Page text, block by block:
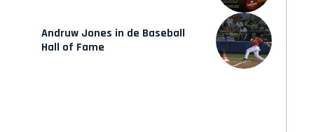
Andruw Jones in de Baseball
Hall of Fame